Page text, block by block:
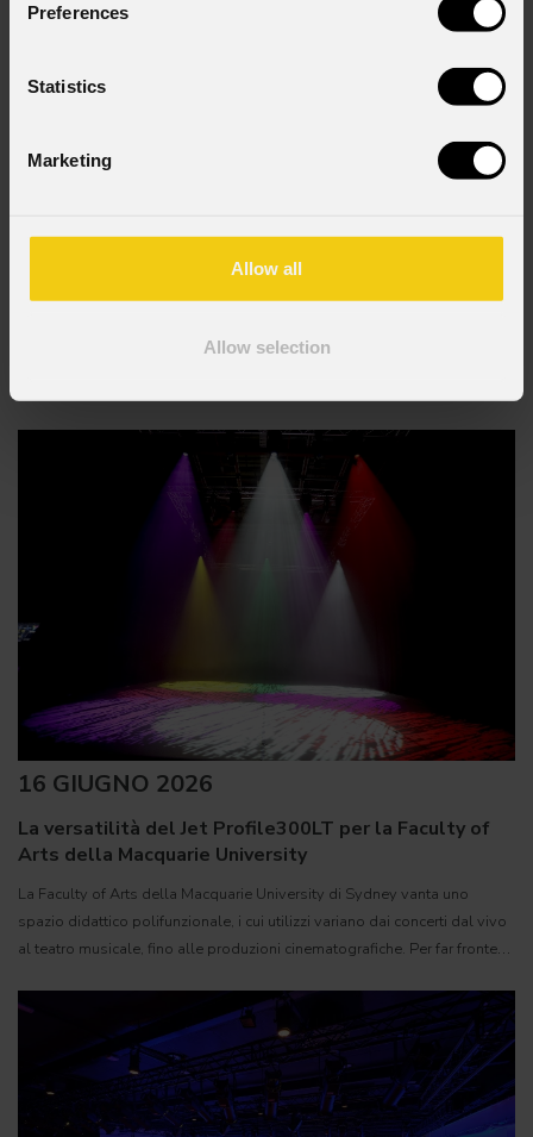
Preferences
Statistics
Marketing
Allow all
Allow selection
Alla Votivkirche di Vienna, la Genesi raccontata in
luce con le Astra Hybrid330 di PROLIGHTS
della città ed esempio emblematico di architettura neogotica, ha fatto da
16 GIUGNO 2026
La versatilità del Jet Profile300LT per la Faculty of
Arts della Macquarie University
La Faculty of Arts della Macquarie University di Sydney vanta uno
spazio didattico polifunzionale, i cui utilizzi variano dai concerti dal vivo
al teatro musicale, fino alle produzioni cinematografiche. Per far fronte